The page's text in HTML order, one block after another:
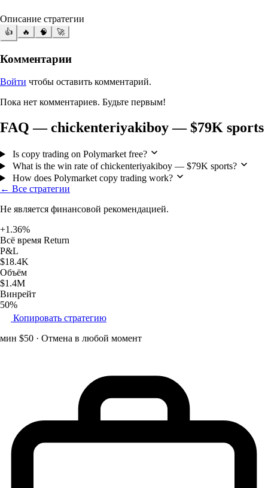
Описание стратегии
👍 🔥 🧠 🚀
Комментарии
Войти чтобы оставить комментарий.
Пока нет комментариев. Будьте первым!
FAQ — chickenteriyakiboy — $79K sports
Is copy trading on Polymarket free?
What is the win rate of chickenteriyakiboy — $79K sports?
How does Polymarket copy trading work?
← Все стратегии
Не является финансовой рекомендацией.
+1.36%
Всё время Return
P&L
$18.4K
Объём
$1.4M
Винрейт
50%
Копировать стратегию
мин $50 · Отмена в любой момент